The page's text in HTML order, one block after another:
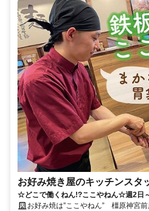
お好み焼き屋のキッチンスタ
☆どこで働くねん!?ここやねん☆週2日
クルとの両立を応援！お好み焼が得意料
お好み焼は”ここやねん” 橿原神宮前